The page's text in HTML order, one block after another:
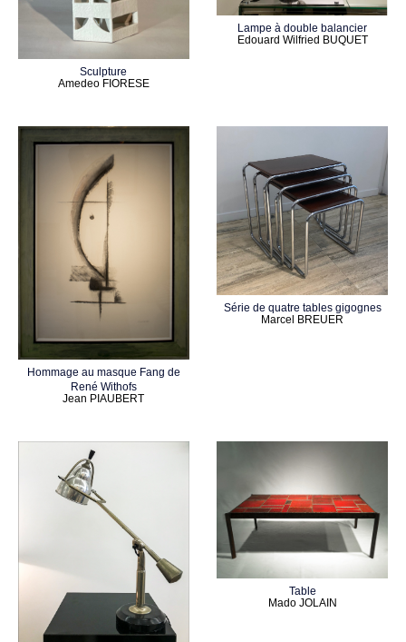
Sculpture
Amedeo FIORESE
Lampe à double balancier
Edouard Wilfried BUQUET
Hommage au masque Fang de
René Withofs
Jean PIAUBERT
Série de quatre tables gigognes
Marcel BREUER
Table
Mado JOLAIN